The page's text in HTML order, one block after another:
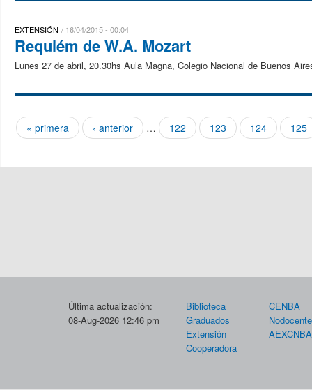
EXTENSIÓN 16/04/2015 - 00:04
Requiém de W.A. Mozart
Lunes 27 de abril, 20.30hs Aula Magna, Colegio Nacional de Buenos
Páginas
« primera ‹ anterior … 122 123 124 125
Última actualización:
08-Aug-2026 12:46 pm
Biblioteca
Graduados
Extensión
Cooperadora
CENBA
AEXCNBA